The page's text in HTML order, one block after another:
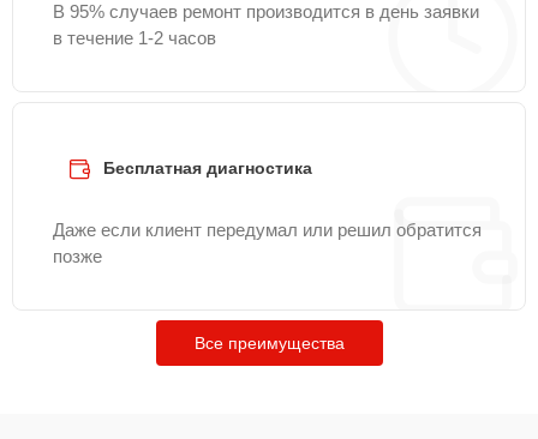
В 95% случаев ремонт производится в день заявки
в течение 1-2 часов
Бесплатная диагностика
Даже если клиент передумал или решил обратится
позже
Все преимущества